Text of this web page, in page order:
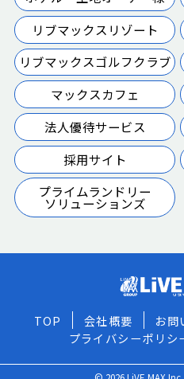
リブマックスリゾート
リブマックスゴルフクラブ
マックスカフェ
法人優待サービス
採用サイト
プライムランドリー
ソリューションズ
TOP 会社概要 お問
プライバシーポリシ